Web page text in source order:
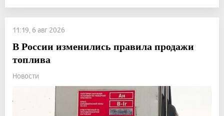
11:19, 6 авг 2026
В России изменились правила продажи
топлива
Новости